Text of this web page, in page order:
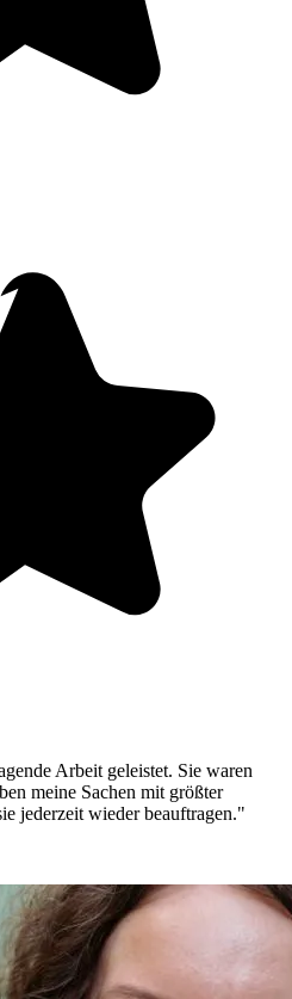
Arbeit geleistet. Sie waren
meine Sachen mit größter
jederzeit wieder beauftragen."